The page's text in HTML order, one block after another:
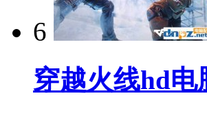
6
穿越火线hd